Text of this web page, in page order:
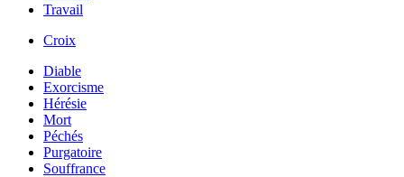
Travail
Croix
Diable
Exorcisme
Hérésie
Mort
Péchés
Purgatoire
Souffrance